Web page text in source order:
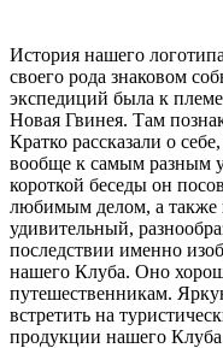
История нашего
своего рода знаковом
экспедиций была к
Новая Гвинея. Там
Кратко рассказали о
вообще к самым разным
короткой беседы он
любимым делом, а также
удивительный,
последствии именно
нашего Клуба. Оно
путешественникам.
встретить на
продукции нашего